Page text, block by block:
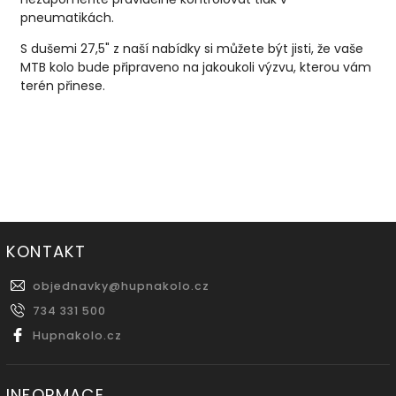
pneumatikách.
S dušemi 27,5" z naší nabídky si můžete být jisti, že vaše
MTB kolo bude připraveno na jakoukoli výzvu, kterou vám
terén přinese.
KONTAKT
objednavky@hupnakolo.cz
734 331 500
Hupnakolo.cz